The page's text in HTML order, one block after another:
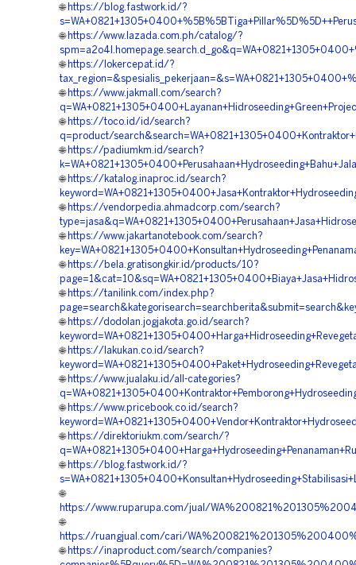
🌐 https://blog.fastwork.id/?
🌐 https://www.lazada.com.ph/catalog/?
🌐 https://lokercepat.id/?
🌐 https://www.jakmall.com/search?
🌐 https://toco.id/id/search?
q=product/
🌐 https://padiumkm.id/search?
🌐 https://katalog.inaproc.id/search?
🌐 https://vendorpedia.ahmadcorp.com/search?
🌐 https://www.jakartanotebook.com/search?
🌐 https://bela.gratisongkir.id/products/10?
🌐 https://tanilink.com/index.php?
🌐 https://dodolan.jogjakota.go.id/search?
🌐 https://lakukan.co.id/search?
🌐 https://www.jualaku.id/all-categories?
🌐 https://www.pricebook.co.id/search?
🌐 https://direktoriukm.com/search/?
🌐 https://blog.fastwork.id/?
🌐
https://www.ruparupa.com/jual/
🌐
https://ruangjual.com/cari/
🌐 https://inaproduct.com/search/companies?